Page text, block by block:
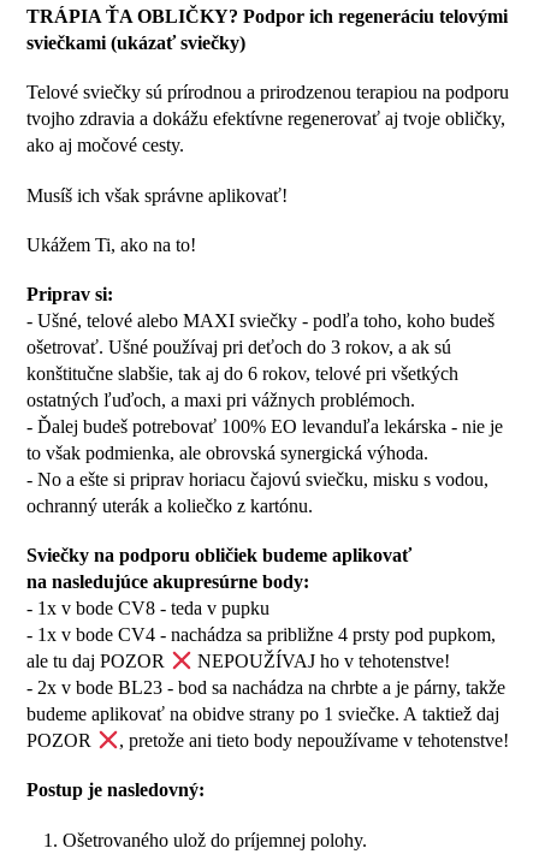
TRÁPIA ŤA OBLIČKY? Podpor ich regeneráciu telovými
sviečkami (ukázať sviečky)
Telové sviečky sú prírodnou a prirodzenou terapiou na podporu
tvojho zdravia a dokážu efektívne regenerovať aj tvoje obličky,
ako aj močové cesty.
Musíš ich však správne aplikovať!
Ukážem Ti, ako na to!
Priprav si:
- Ušné, telové alebo MAXI sviečky - podľa toho, koho budeš
ošetrovať. Ušné používaj pri deťoch do 3 rokov, a ak sú
konštitučne slabšie, tak aj do 6 rokov, telové pri všetkých
ostatných ľuďoch, a maxi pri vážnych problémoch.
- Ďalej budeš potrebovať 100% EO levanduľa lekárska - nie je
to však podmienka, ale obrovská synergická výhoda.
- No a ešte si priprav horiacu čajovú sviečku, misku s vodou,
ochranný uterák a koliečko z kartónu.
Sviečky na podporu obličiek budeme aplikovať
na nasledujúce akupresúrne body:
- 1x v bode CV8 - teda v pupku
- 1x v bode CV4 - nachádza sa približne 4 prsty pod pupkom,
ale tu daj POZOR
NEPOUŽÍVAJ ho v tehotenstve!
- 2x v bode BL23 - bod sa nachádza na chrbte a je párny, takže
budeme aplikovať na obidve strany po 1 sviečke. A taktiež daj
POZOR
, pretože ani tieto body nepoužívame v tehotenstve!
Postup je nasledovný:
Ošetrovaného ulož do príjemnej polohy.